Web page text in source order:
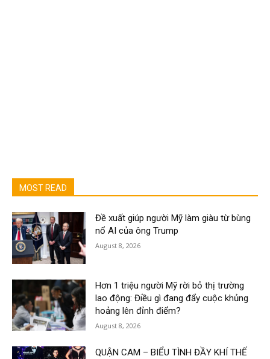
MOST READ
Đề xuất giúp người Mỹ làm giàu từ bùng
nổ AI của ông Trump
August 8, 2026
Hơn 1 triệu người Mỹ rời bỏ thị trường
lao động: Điều gì đang đẩy cuộc khủng
hoảng lên đỉnh điểm?
August 8, 2026
QUẬN CAM – BIỂU TÌNH ĐẦY KHÍ THẾ